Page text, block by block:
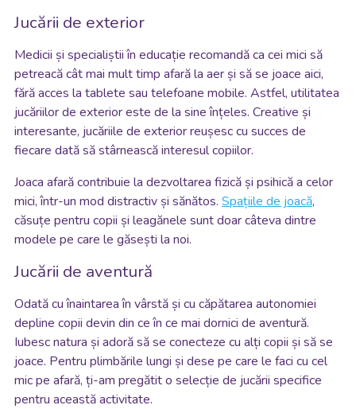
Jucării de exterior
Medicii și specialiștii în educație recomandă ca cei mici să
petreacă cât mai mult timp afară la aer și să se joace aici,
fără acces la tablete sau telefoane mobile. Astfel, utilitatea
jucăriilor de exterior este de la sine înțeles. Creative și
interesante, jucăriile de exterior reușesc cu succes de
fiecare dată să stârnească interesul copiilor.
Joaca afară contribuie la dezvoltarea fizică și psihică a celor
mici, într-un mod distractiv și sănătos. Spațiile de joacă,
căsuțe pentru copii și leagănele sunt doar câteva dintre
modele pe care le găsești la noi.
Jucării de aventură
Odată cu înaintarea în vârstă și cu căpătarea autonomiei
depline copii devin din ce în ce mai dornici de aventură.
Iubesc natura și adoră să se conecteze cu alți copii și să se
joace. Pentru plimbările lungi și dese pe care le faci cu cel
mic pe afară, ți-am pregătit o selecție de jucării specifice
pentru această activitate.